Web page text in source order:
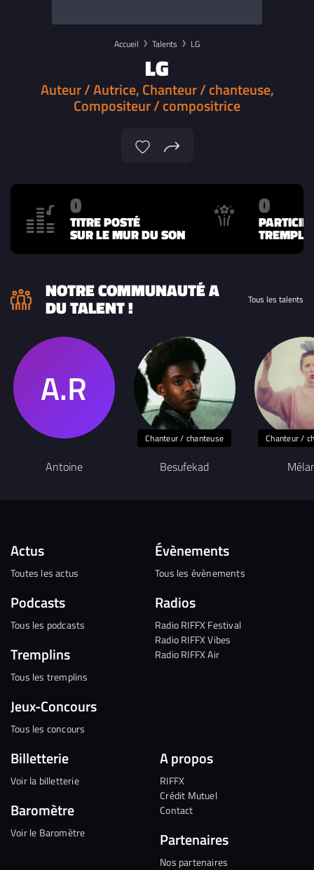
Accueil Talents LG
LG
Auteur / Autrice, Chanteur / chanteuse,
Compositeur / compositrice
0
TITRE POSTÉ
SUR LE MUR DU SON
0
NOTRE COMMUNAUTÉ A
DU TALENT ! Tous les talents
Antoine
Chanteur / chanteuse
Besufekad
Chanteur /
Actus
Toutes les actus
Podcasts
Tous les podcasts
Tremplins
Tous les tremplins
Jeux-Concours
Tous les concours
Évènements
Tous les évènements
Radios
Radio RIFFX Festival
Radio RIFFX Vibes
Radio RIFFX Air
Billetterie
Voir la billetterie
Baromètre
Voir le Baromètre
A propos
RIFFX
Crédit Mutuel
Contact
Partenaires
Nos partenaires